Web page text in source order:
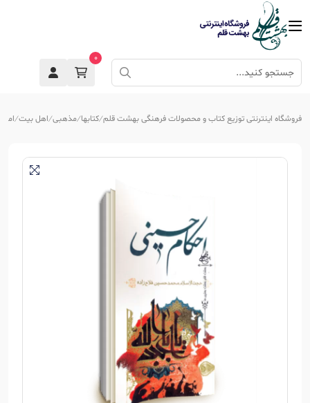
0
فروشگاه اینترنتی توزیع کتاب و محصولات فرهنگی بهشت قلم کتابها مذهبی اهل بیت